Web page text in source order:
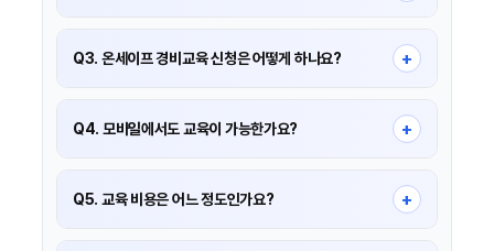
신규 교육(24시간)이며, 직무교육은 재직 중 매년 8시간
Q3. 온세이프 경비교육 신청은 어떻게 하나요? +
회원가입 → 본인 인증 → 수강 등록 순으로 진행됩니다.
Q4. 모바일에서도 교육이 가능한가요? +
발급이 모두 가능합니다.
Q5. 교육 비용은 어느 정도인가요? +